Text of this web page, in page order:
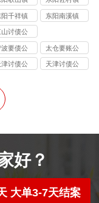
债公司
讨债公司
阳千祥镇
债公司
东阳南溪镇
山讨债公
波要债公
太仓要账公
司
津讨债公
天津讨债公
好？
大单3-7天结案